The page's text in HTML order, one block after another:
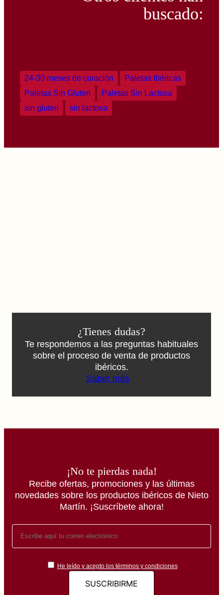
buscado:
24-30 meses de curación
Paletas Ibéricas
Paletas Sin Gluten
Paletas Sin Lactosa
sin gluten
sin lactosa
¿Tienes dudas?
Te respondemos a las preguntas habituales
sobre el proceso de venta de productos
ibéricos.
Saber más
¡No te pierdas nada!
Recibe ofertas, promociones y las últimas
novedades sobre los productos ibéricos de Nieto
Martín. ¡Suscríbete ahora!
He leído y acepto los términos y condiciones